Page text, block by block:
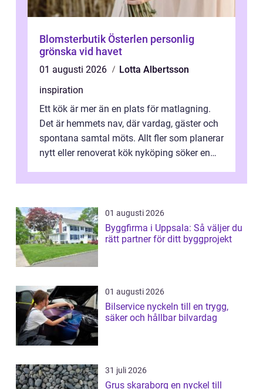
Blomsterbutik Österlen personlig
grönska vid havet
01 augusti 2026
Lotta Albertsson
inspiration
Ett kök är mer än en plats för matlagning.
Det är hemmets nav, där vardag, gäster och
spontana samtal möts. Allt fler som planerar
nytt eller renoverat kök nyköping söker en
01 augusti 2026
Byggfirma i Uppsala: Så väljer du
rätt partner för ditt byggprojekt
01 augusti 2026
Bilservice nyckeln till en trygg,
säker och hållbar bilvardag
31 juli 2026
Grus skaraborg en nyckel till